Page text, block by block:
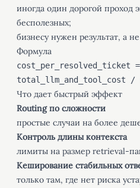
иногда один дорогой проход
бесполезных;
бизнесу нужен результат, а
Формула
cost_per_resolved_ticket =
total_llm_and_tool_cost /
Что дает быстрый эффект
Routing по сложности
простые случаи на более
Контроль длины контекста
лимиты на размер retrieval-
Кеширование стабильных
только там, где нет риска